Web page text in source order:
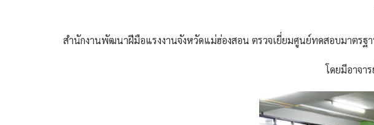
สำนักงานพัฒนาฝีมือแรงงานจังหวัดแม่ฮ่องสอน ตรวจเยี่ยมศูนย์ทดสอบมาตร
โดยมีอาจา